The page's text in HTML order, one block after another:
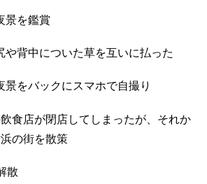
景を鑑賞
や背中についた草を互いに払った
景をバックにスマホで自撮り
食店が閉店してしまったが、それか
の街を散策
散